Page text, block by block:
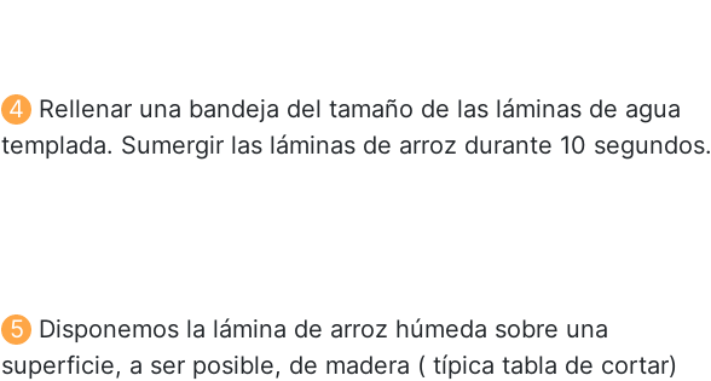
Rellenar una bandeja del tamaño de las láminas de agua
templada. Sumergir las láminas de arroz durante 10 segundos.
Disponemos la lámina de arroz húmeda sobre una
superficie, a ser posible, de madera ( típica tabla de cortar)